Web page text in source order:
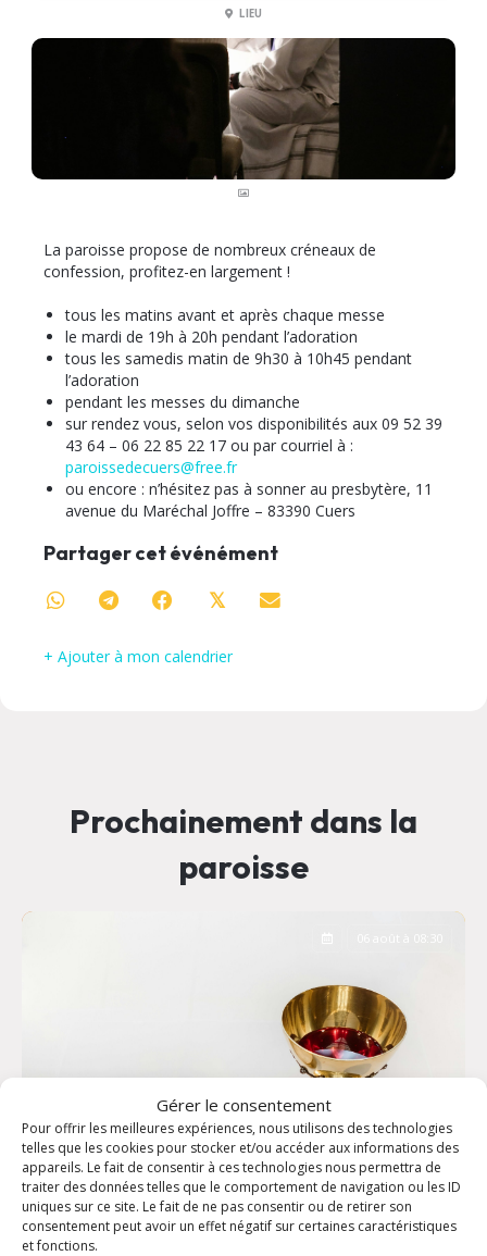
Gérer le consentement
Pour offrir les meilleures expériences, nous utilisons des technologies
telles que les cookies pour stocker et/ou accéder aux informations des
appareils. Le fait de consentir à ces technologies nous permettra de
traiter des données telles que le comportement de navigation ou les ID
uniques sur ce site. Le fait de ne pas consentir ou de retirer son
consentement peut avoir un effet négatif sur certaines caractéristiques
et fonctions.
LIEU
La paroisse propose de nombreux créneaux de
confession, profitez-en largement !
tous les matins avant et après chaque messe
le mardi de 19h à 20h pendant l’adoration
tous les samedis matin de 9h30 à 10h45 pendant
l’adoration
pendant les messes du dimanche
sur rendez vous, selon vos disponibilités aux 09 52 39
43 64 – 06 22 85 22 17 ou par courriel à :
paroissedecuers@free.fr
ou encore : n’hésitez pas à sonner au presbytère, 11
avenue du Maréchal Joffre – 83390 Cuers
Partager cet événément
𝕏
+ Ajouter à mon calendrier
Prochainement dans la
paroisse